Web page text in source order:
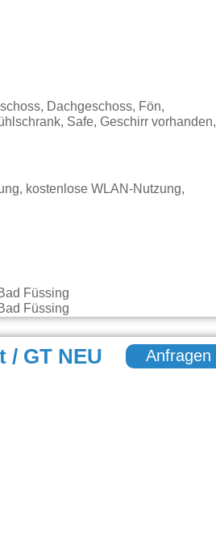
Dachgeschoss, Fön,
Safe, Geschirr vorhanden,
kostenlose WLAN-Nutzung,
/ GT NEU Anfragen